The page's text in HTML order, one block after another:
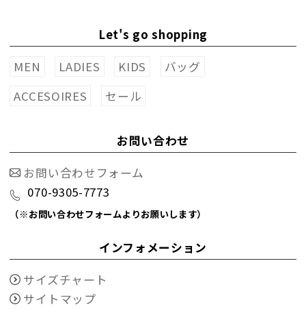
Let's go shopping
MEN
LADIES KIDS
バッグ
ACCESOIRES
セール
お問い合わせ
お問い合わせフォーム
070-9305-7773
（※お問い合わせフォームよりお願いします）
インフォメーション
サイズチャート
サイトマップ